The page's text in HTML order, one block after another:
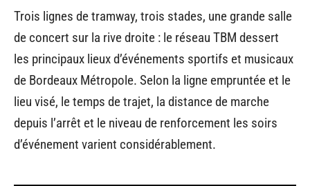
Trois lignes de tramway, trois stades, une grande salle
de concert sur la rive droite : le réseau TBM dessert
les principaux lieux d’événements sportifs et musicaux
de Bordeaux Métropole. Selon la ligne empruntée et le
lieu visé, le temps de trajet, la distance de marche
depuis l’arrêt et le niveau de renforcement les soirs
d’événement varient considérablement.